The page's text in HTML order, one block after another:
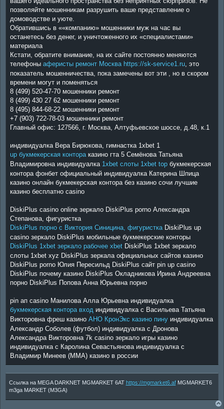
позволяйте мошенникам разрушить ваше представление о
домоводстве и уюте.
Обратившись в ««компанию» мошенники муж на час вы
останетесь без денег, и уничтоженного их «специалистами»
материала
Кстати, обратите внимание, на их сайте постоянно меняются
телефоны аферисты ремонт Москва https://sk-service1.ru , это
показатель мошенничества, пока замечены вот эти , но в скором
времени могут и поменяться
8 (499) 520-47-70 мошенники ремонт
8 (499) 430 27 62 мошенники ремонт
8 (495) 844-68-22 мошенники ремонт
+7 (903) 722-78-03 мошенники ремонт
Главный офис: 127566, г. Москва, Алтуфьевское шоссе, д.48, к.1
индивидуалка Вера Бирюкова, гимнастка 1xbet 1
up букмекерская контора казино гта 5 Семёнова Татьяна
Владимировна индивидуалка 1xbet слоты 1xbet top букмекерская
контора фонбет официальный индивидуалка Катерина Шпица
казино онлайн букмекерская контора без казино сочи лучшие
казино бесплатно casino
DiskiPlus casino online зеркало DiskiPlus porno Александра
Степанова, фигуристка
DiskiPlus порно с Виктория Синицина, фигуристка DiskiPlus up
casino зеркало DiskiPlus мобильные букмекерские конторы
DiskiPlus 1xbet зеркало рабочее xbet DiskiPlus 1xbet зеркало
слоты 1xbet xyz DiskiPlus зеркала официальных сайтов казино
DiskiPlus porno Юлия Пересильд DiskiPlus сайт pin up casino
DiskiPlus почему казино DiskiPlus Окладникова Ирина Андреевна
порно DiskiPlus Попова Анна Юрьевна порно
pin ап casino Манилова Алла Юрьевна индивидуалка
букмекерская контора вход индивидуалка с Васильева Татьяна
Викторовна фреш казино АНО КронЭкс казино пину индивидуалка
Александр Соболев (футбол) индивидуалка с Дронова
Александра Викторовна 7k casino зеркало игры казино
индивидуалка с Каролина Севастьянова индивидуалка с
Владимир Минеев (ММА) казино в россии
Ссылка на MEGA DARKNET MGMARKET 6AT https://mgmarket6.afMGMARKET6
m3ga MARKET (M3GA)